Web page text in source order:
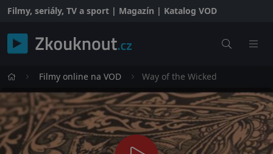
Filmy, seriály, TV a sport | Magazín | Katalog VOD
Filmy online na VOD Way of the Wicked